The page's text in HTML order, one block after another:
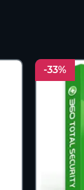
-33%